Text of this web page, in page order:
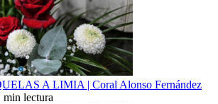
A LIMIA | Coral Alonso Fernández
min lectura